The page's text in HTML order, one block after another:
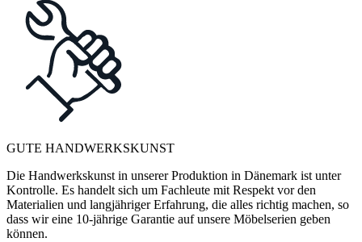
GUTE HANDWERKSKUNST
Die Handwerkskunst in unserer Produktion in Dänemark ist unter
Kontrolle. Es handelt sich um Fachleute mit Respekt vor den
Materialien und langjähriger Erfahrung, die alles richtig machen, so
dass wir eine 10-jährige Garantie auf unsere Möbelserien geben
können.